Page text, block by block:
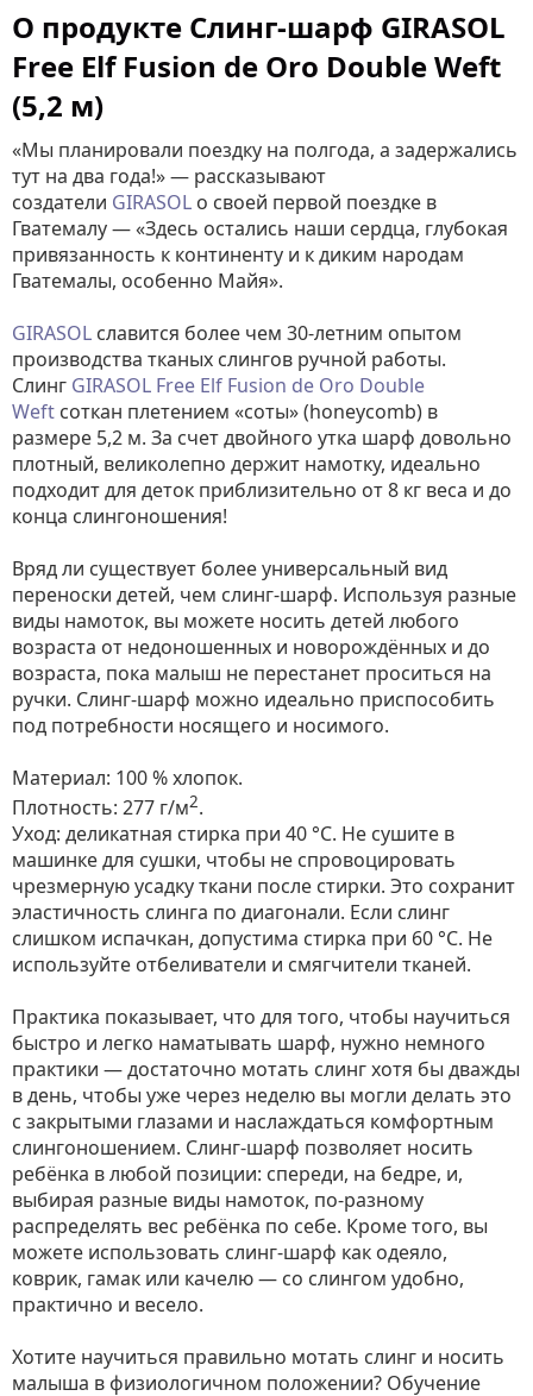
О продукте Слинг-шарф GIRASOL
Free Elf Fusion de Oro Double Weft
(5,2 м)
«Мы планировали поездку на полгода, а задержались
тут на два года!» — рассказывают
создатели GIRASOL о своей первой поездке в
Гватемалу — «Здесь остались наши сердца, глубокая
привязанность к континенту и к диким народам
Гватемалы, особенно Майя».
GIRASOL славится более чем 30-летним опытом
производства тканых слингов ручной работы.
Слинг GIRASOL Free Elf Fusion de Oro Double
Weft соткан плетением «соты» (honeycomb) в
размере 5,2 м. За счет двойного утка шарф довольно
плотный, великолепно держит намотку, идеально
подходит для деток приблизительно от 8 кг веса и до
конца слингоношения!
Вряд ли существует более универсальный вид
переноски детей, чем слинг-шарф. Используя разные
виды намоток, вы можете носить детей любого
возраста от недоношенных и новорождённых и до
возраста, пока малыш не перестанет проситься на
ручки. Слинг-шарф можно идеально приспособить
под потребности носящего и носимого.
Материал: 100 % хлопок.
Плотность: 277 г/м2.
Уход: деликатная стирка при 40 °С. Не сушите в
машинке для сушки, чтобы не спровоцировать
чрезмерную усадку ткани после стирки. Это сохранит
эластичность слинга по диагонали. Если слинг
слишком испачкан, допустима стирка при 60 °C. Не
используйте отбеливатели и смягчители тканей.
Практика показывает, что для того, чтобы научиться
быстро и легко наматывать шарф, нужно немного
практики — достаточно мотать слинг хотя бы дважды
в день, чтобы уже через неделю вы могли делать это
с закрытыми глазами и наслаждаться комфортным
слингоношением. Слинг-шарф позволяет носить
ребёнка в любой позиции: спереди, на бедре, и,
выбирая разные виды намоток, по-разному
распределять вес ребёнка по себе. Кроме того, вы
можете использовать слинг-шарф как одеяло,
коврик, гамак или качелю — со слингом удобно,
практично и весело.
Хотите научиться правильно мотать слинг и носить
малыша в физиологичном положении? Обучение